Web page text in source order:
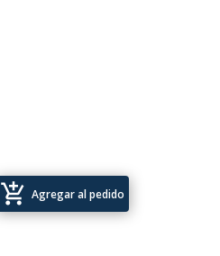
add_shopping_cart Agregar al pedido